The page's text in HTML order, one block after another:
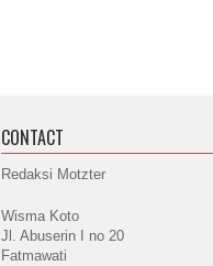
CONTACT
Redaksi Motzter
Wisma Koto
Jl. Abuserin I no 20
Fatmawati